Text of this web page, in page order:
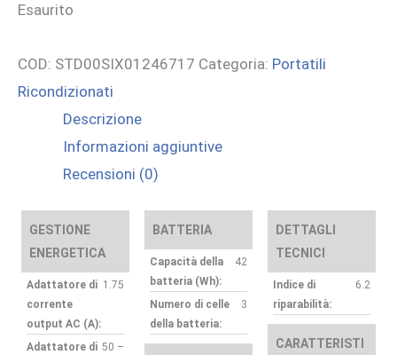
Esaurito
COD: STD00SIX01246717 Categoria: Portatili
Ricondizionati
Descrizione
Informazioni aggiuntive
Recensioni (0)
GESTIONE
ENERGETICA
Adattatore di
corrente
output AC (A):
1.75
Adattatore di 50 –
BATTERIA
Capacità della
batteria (Wh):
42
Numero di celle
della batteria:
3
DETTAGLI
TECNICI
Indice di
riparabilità:
6.2
CARATTERISTI